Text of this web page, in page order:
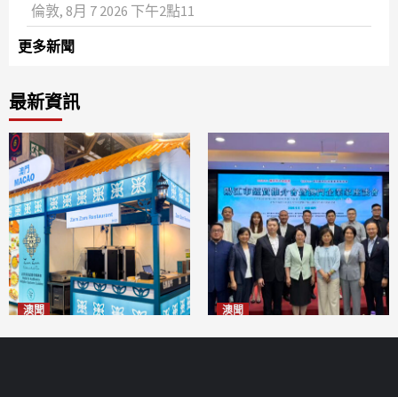
倫敦, 8月 7 2026 下午2點11
更多新聞
最新資訊
澳聞 澳聞